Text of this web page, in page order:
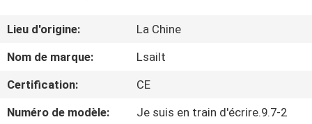
AU
SUJET
NOUS
Lieu d'origine:
La Chine
Nom de marque:
Lsailt
Certification:
CE
Numéro de modèle:
Je suis en train d'écrire.9.7-2